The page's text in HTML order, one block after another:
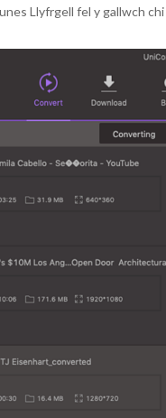
Llyfrgell fel y gallwch